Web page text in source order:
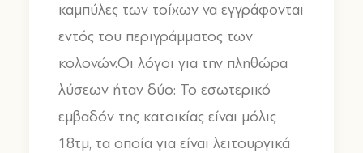
καμπύλες των τοίχων να εγγράφονται
εντός του περιγράμματος των
κολονών.Οι λόγοι για την πληθώρα
λύσεων ήταν δύο: Το εσωτερικό
εμβαδόν της κατοικίας είναι μόλις
18τμ, τα οποία για είναι λειτουργικά